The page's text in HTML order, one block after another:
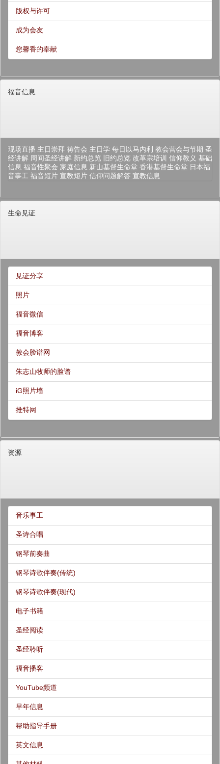
版权与许可
成为会友
您馨香的奉献
福音信息
现场直播 主日崇拜 祷告会 主日学 每日以马内利 教会营会与节期 圣
经讲解 周间圣经讲解 新约总览 旧约总览 改革宗培训 信仰教义 基础
信息 福音性聚会 家庭信息 新山基督生命堂 香港基督生命堂 日本福
音事工 福音短片 宣教短片 信仰问题解答 宣教信息
生命见证
见证分享
照片
福音微信
福音博客
教会脸谱网
朱志山牧师的脸谱
iG照片墙
推特网
资源
音乐事工
圣诗合唱
钢琴前奏曲
钢琴诗歌伴奏(传统)
钢琴诗歌伴奏(现代)
电子书籍
圣经阅读
圣经聆听
福音播客
YouTube频道
早年信息
帮助指导手册
英文信息